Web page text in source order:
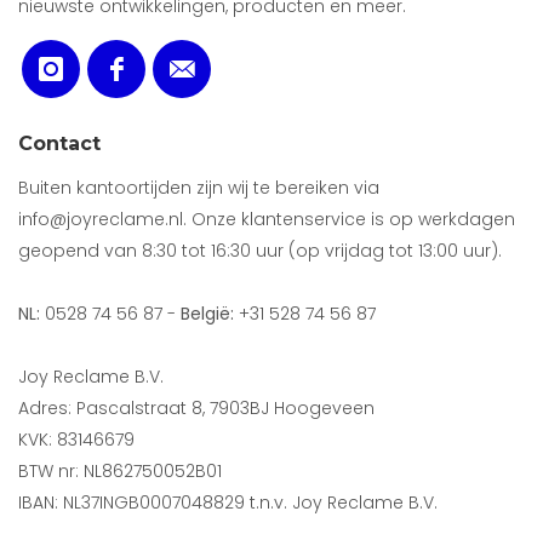
nieuwste ontwikkelingen, producten en meer.
Contact
Buiten kantoortijden zijn wij te bereiken via
info@joyreclame.nl. Onze klantenservice is op werkdagen
geopend van 8:30 tot 16:30 uur (op vrijdag tot 13:00 uur).
NL: 0528 74 56 87 - België: +31 528 74 56 87
Joy Reclame B.V.
Adres: Pascalstraat 8, 7903BJ Hoogeveen
KVK: 83146679
BTW nr: NL862750052B01
IBAN: NL37INGB0007048829 t.n.v. Joy Reclame B.V.